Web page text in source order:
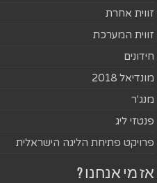
זווית אחרת
זווית המערכת
חידונים
מונדיאל 2018
מנג'ר
פנטזי ליג
פרויקט פתיחת הליגה הישראלית
אז מי אנחנו ?